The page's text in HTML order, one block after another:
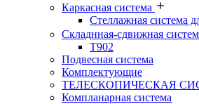
Каркасная система
Стеллажная система
Складнная-сдвижная
T902
Подвесная система
Комплектующие
ТЕЛЕСКОПИЧЕСКАЯ
Компланарная система